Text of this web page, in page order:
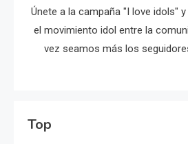
Únete a la campaña "I love idols"
el movimiento idol entre la
vez seamos más los
Top